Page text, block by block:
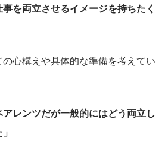
事を両立させるイメージを持ちたく
心構えや具体的な準備を考えてい
アレンツだが一般的にはどう両立し